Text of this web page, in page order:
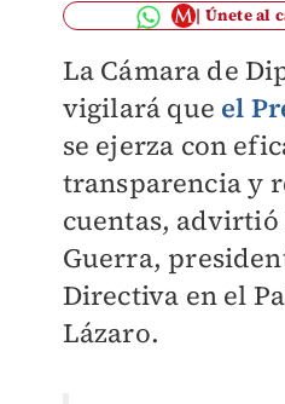
Únete al
La Cámara de
vigilará que el
se ejerza con
transparencia y
cuentas,
Guerra,
Directiva en el
Lázaro.